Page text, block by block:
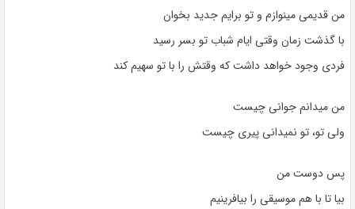
من قدیمی مینوازم و تو برایم جدید بخوان
با گذشت زمان وقتی ایام شباب تو بسر رسید
فردی وجود خواهد داشت که وقتش را با تو سهیم کند
من میدانم جوانی چیست
ولی تو، تو نمیدانی پیری چیست
پس دوست من
بیا تا با هم موسیقی را بیافرینیم